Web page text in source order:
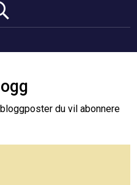
du vil abonnere